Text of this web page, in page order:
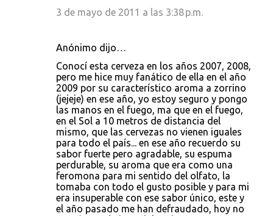
3 de mayo de 2011 a las 3:38 p.m.
Anónimo dijo…
Conocí esta cerveza en los años 2007, 2008,
pero me hice muy fanático de ella en el año
2009 por su característico aroma a zorrino
(jejeje) en ese año, yo estoy seguro y pongo
las manos en el fuego, ma que en el fuego,
en el Sol a 10 metros de distancia del
mismo, que las cervezas no vienen iguales
para todo el país... en ese año recuerdo su
sabor fuerte pero agradable, su espuma
perdurable, su aroma que era como una
feromona para mi sentido del olfato, la
tomaba con todo el gusto posible y para mi
era insuperable con ese sabor único, este y
el año pasado me han defraudado, hoy no